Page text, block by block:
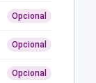
Opcional
Opcional
Opcional